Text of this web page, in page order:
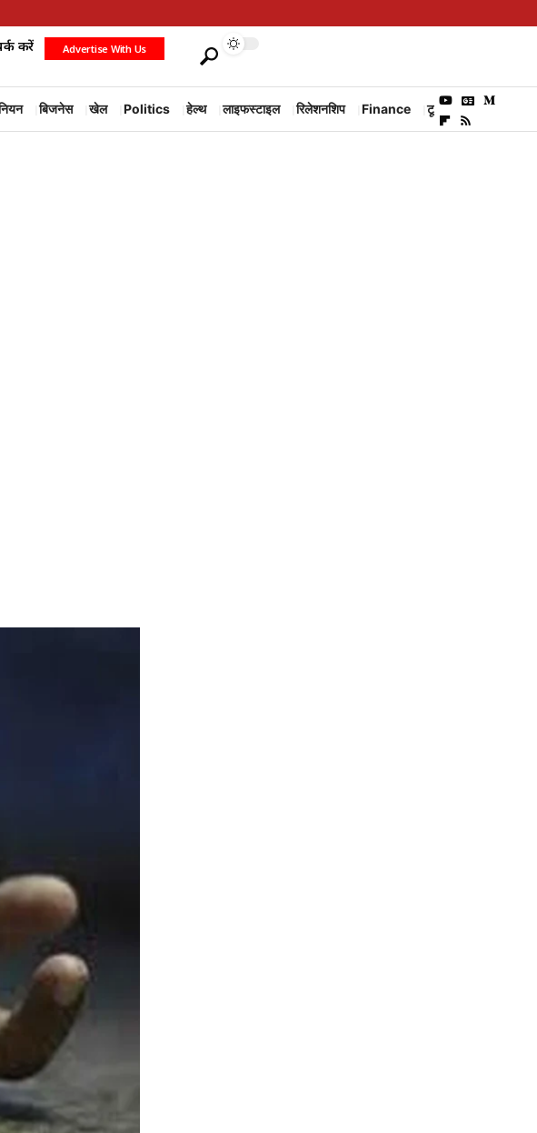
करें Advertise With Us
बिजनेस खेल Politics हेल्थ लाइफस्टाइल रिलेशनशिप Finance टूरिज्म